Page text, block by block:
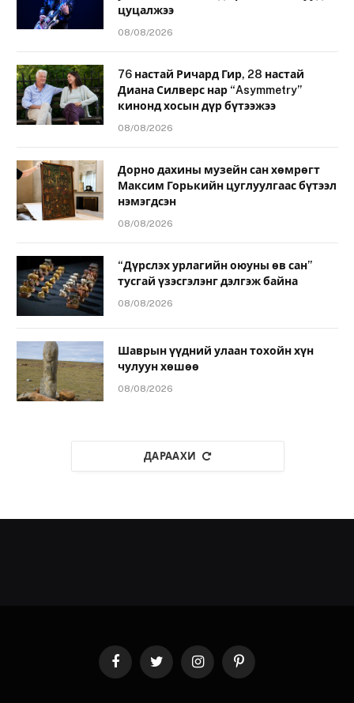
цуцалжээ
08/08/2026
76 настай Ричард Гир, 28 настай
Диана Силверс нар “Asymmetry”
кинонд хосын дүр бүтээжээ
08/08/2026
Дорно дахины музейн сан хөмрөгт
Максим Горькийн цуглуулгаас бүтээл
нэмэгдсэн
08/08/2026
“Дүрслэх урлагийн оюуны өв сан”
тусгай үзэсгэлэнг дэлгэж байна
08/08/2026
Шаврын үүдний улаан тохойн хүн
чулуун хөшөө
08/08/2026
ДАРААХИ
FacebookTwitter InstagramPinterest